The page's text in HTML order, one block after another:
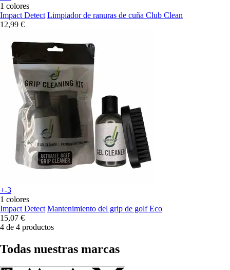
1 colores
Impact Detect Limpiador de ranuras de cuña Club Clean
12,99 €
+-3
1 colores
Impact Detect Mantenimiento del grip de golf Eco
15,07 €
4 de 4 productos
Todas nuestras marcas